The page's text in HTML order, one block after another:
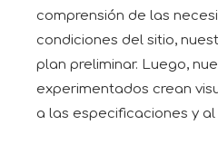
comprensión de las
condiciones del sitio,
plan preliminar. Luego,
experimentados crean
a las especificaciones y